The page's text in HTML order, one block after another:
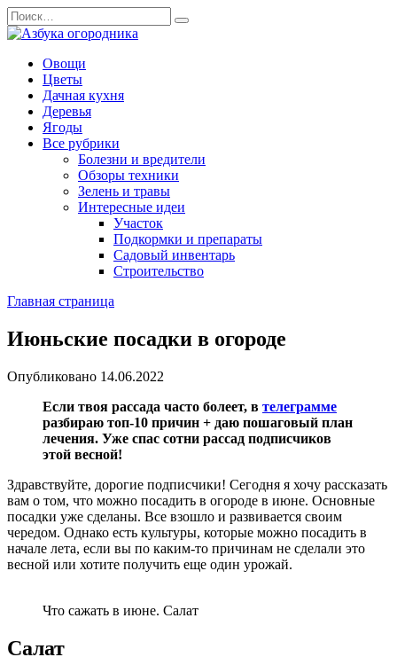
Перейти
к
содержанию
Search
for:
Овощи
Цветы
Дачная кухня
Деревья
Ягоды
Все рубрики
Болезни и вредители
Обзоры техники
Зелень и травы
Интересные идеи
Участок
Подкормки и препараты
Садовый инвентарь
Строительство
Главная страница
Июньские посадки в огороде
Опубликовано 14.06.2022
Если твоя рассада часто болеет, в телеграмме
разбираю топ-10 причин + даю пошаговый план
лечения. Уже спас сотни рассад подписчиков
этой весной!
Здравствуйте, дорогие подписчики! Сегодня я хочу рассказать
вам о том, что можно посадить в огороде в июне. Основные
посадки уже сделаны. Все взошло и развивается своим
чередом. Однако есть культуры, которые можно посадить в
начале лета, если вы по каким-то причинам не сделали это
весной или хотите получить еще один урожай.
Что сажать в июне. Салат
Салат